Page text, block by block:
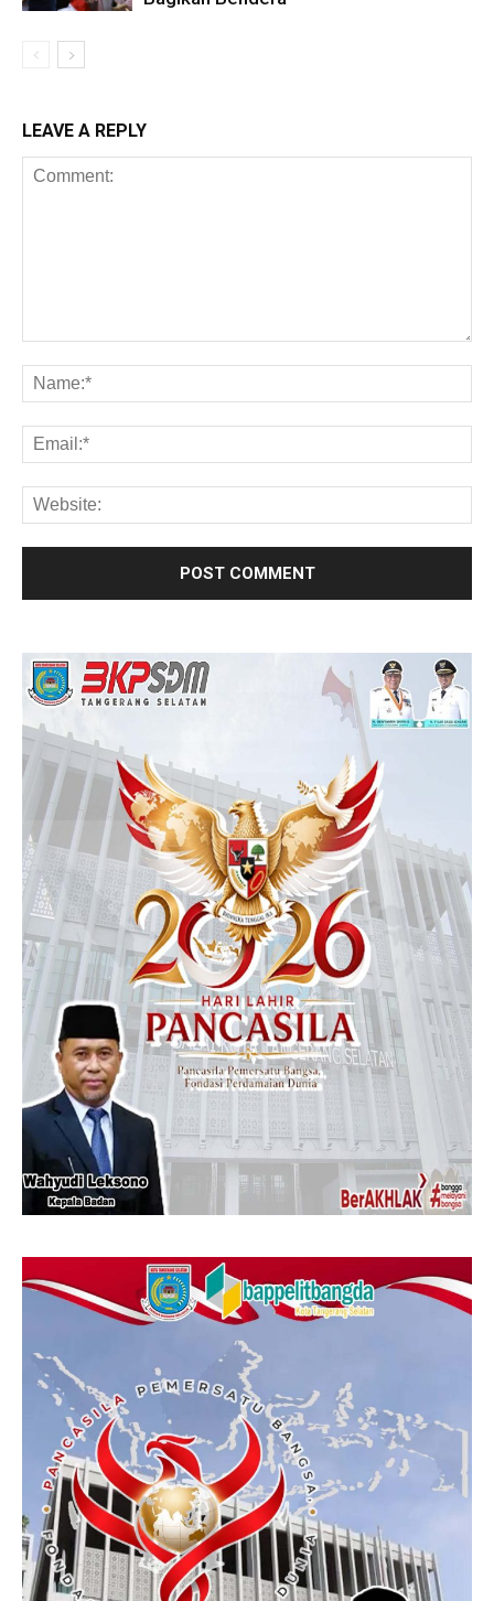
LEAVE A REPLY